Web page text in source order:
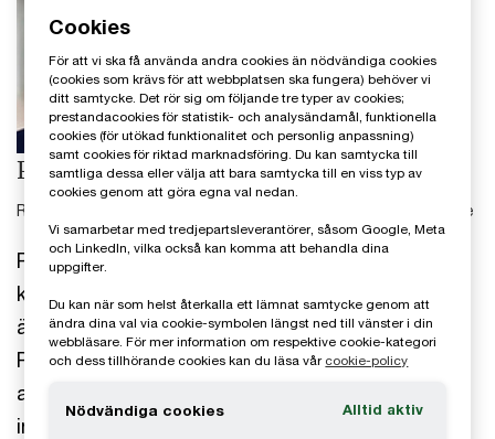
Patric Olsson
Rådgivare inköpsfrågor och alliansansvarig Ivalua, PwC Sverige
Patric ansvarar för inköpsrelaterade frågor inom
konsultverksamheten i Sverige. I sin roll är han
även ansvarig för PwCs partnerskap med Ivalua.
Patric stöttar företag i förstudier gällande
affärskalkyler och val av inköpssystem samt vid
införande av inköpssystem, både med teknisk
Cookies
För att vi ska få använda andra cookies än nödvändiga cookies
(cookies som krävs för att webbplatsen ska fungera) behöver vi
ditt samtycke. Det rör sig om följande tre typer av cookies;
prestandacookies för statistik- och analysändamål, funktionella
cookies (för utökad funktionalitet och personlig anpassning)
samt cookies för riktad marknadsföring. Du kan samtycka till
samtliga dessa eller välja att bara samtycka till en viss typ av
cookies genom att göra egna val nedan.
Vi samarbetar med tredjepartsleverantörer, såsom Google, Meta
och LinkedIn, vilka också kan komma att behandla dina
uppgifter.
Du kan när som helst återkalla ett lämnat samtycke genom att
ändra dina val via cookie-symbolen längst ned till vänster i din
webbläsare. För mer information om respektive cookie-kategori
och dess tillhörande cookies kan du läsa vår cookie-policy
Nödvändiga cookies Alltid aktiv